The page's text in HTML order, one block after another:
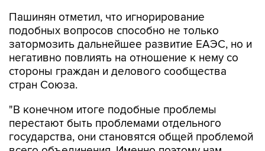
Пашинян отметил, что игнорирование
подобных вопросов способно не только
затормозить дальнейшее развитие ЕАЭС, но и
негативно повлиять на отношение к нему со
стороны граждан и делового сообщества
стран Союза.
"В конечном итоге подобные проблемы
перестают быть проблемами отдельного
государства, они становятся общей проблемой